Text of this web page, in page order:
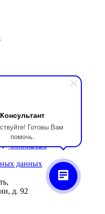
Консультант
Готовы Вам
помочь.
09.08.2026
данных
д. 92